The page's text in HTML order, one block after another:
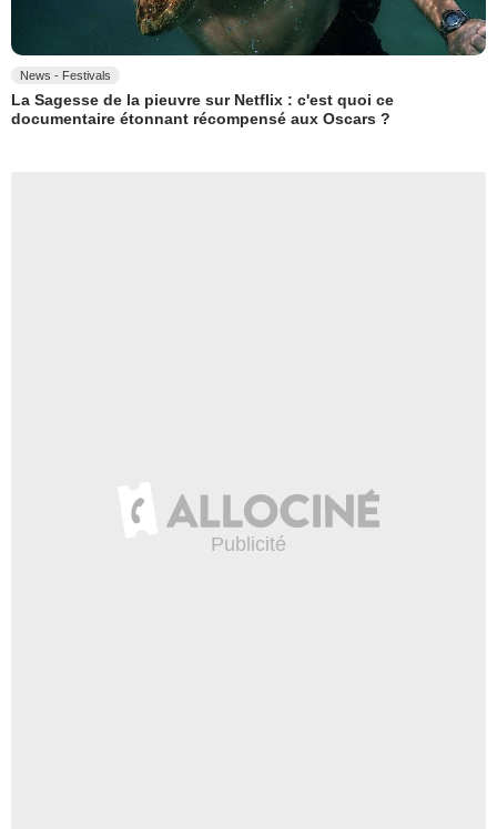
News - Festivals
La Sagesse de la pieuvre sur Netflix : c'est quoi ce
documentaire étonnant récompensé aux Oscars ?